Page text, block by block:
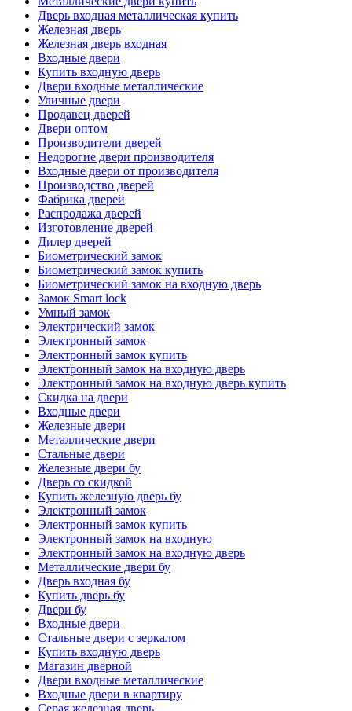
Дверь входная металлическая купить
Железная дверь
Железная дверь входная
Входные двери
Купить входную дверь
Двери входные металлические
Уличные двери
Продавец дверей
Двери оптом
Производители дверей
Недорогие двери производителя
Входные двери от производителя
Производство дверей
Фабрика дверей
Распродажа дверей
Изготовление дверей
Дилер дверей
Биометрический замок
Биометрический замок купить
Биометрический замок на входную дверь
Замок Smart lock
Умный замок
Электрический замок
Электронный замок
Электронный замок купить
Электронный замок на входную дверь
Электронный замок на входную дверь купить
Скидка на двери
Входные двери
Железные двери
Металлические двери
Стальные двери
Железные двери бу
Дверь со скидкой
Купить железную дверь бу
Электронный замок
Электронный замок купить
Электронный замок на входную
Электронный замок на входную дверь
Металлические двери бу
Дверь входная бу
Купить дверь бу
Двери бу
Входные двери
Стальные двери с зеркалом
Купить входную дверь
Магазин дверной
Двери входные металлические
Входные двери в квартиру
Серая железная дверь